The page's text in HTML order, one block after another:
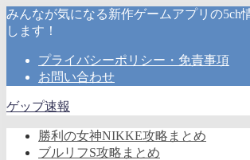
みんなが気になる新作ゲームアプリの5ch
します！
プライバシーポリシー・免責事項
お問い合わせ
ゲップ速報
勝利の女神NIKKE攻略まとめ
ブルリフS攻略まとめ